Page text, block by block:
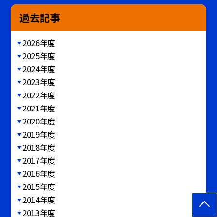
過去記事
2026年度
2025年度
2024年度
2023年度
2022年度
2021年度
2020年度
2019年度
2018年度
2017年度
2016年度
2015年度
2014年度
2013年度